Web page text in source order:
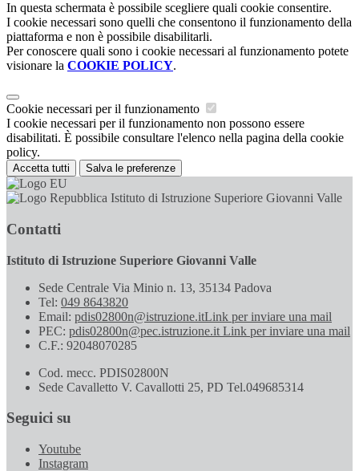
In questa schermata è possibile scegliere quali cookie consentire.
I cookie necessari sono quelli che consentono il funzionamento della
piattaforma e non è possibile disabilitarli.
Per conoscere quali sono i cookie necessari al funzionamento potete
visionare la COOKIE POLICY.
Cookie necessari per il funzionamento
I cookie necessari per il funzionamento non possono essere
disabilitati. È possibile consultare l'elenco nella pagina della cookie
policy.
Accetta tutti Salva le preferenze
Istituto di Istruzione Superiore Giovanni Valle
Contatti
Istituto di Istruzione Superiore Giovanni Valle
Sede Centrale Via Minio n. 13, 35134 Padova
Tel: 049 8643820
Email: pdis02800n@istruzione.itLink per inviare una mail
PEC: pdis02800n@pec.istruzione.it Link per inviare una mail
C.F.: 92048070285
Cod. mecc. PDIS02800N
Sede Cavalletto V. Cavallotti 25, PD Tel.049685314
Seguici su
Youtube
Instagram